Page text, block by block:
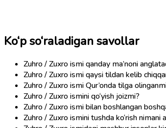
Ko‘p so‘raladigan savollar
Zuhro / Zuxro ismi qanday ma’noni
Zuhro / Zuxro ismi qaysi tildan kelib
Zuhro / Zuxro ismi Qur’onda tilga
Zuhro / Zuxro ismini qo‘yish joizmi?
Zuhro / Zuxro ismi bilan boshlangan
Zuhro / Zuxro ismini tushda ko‘rish nimani